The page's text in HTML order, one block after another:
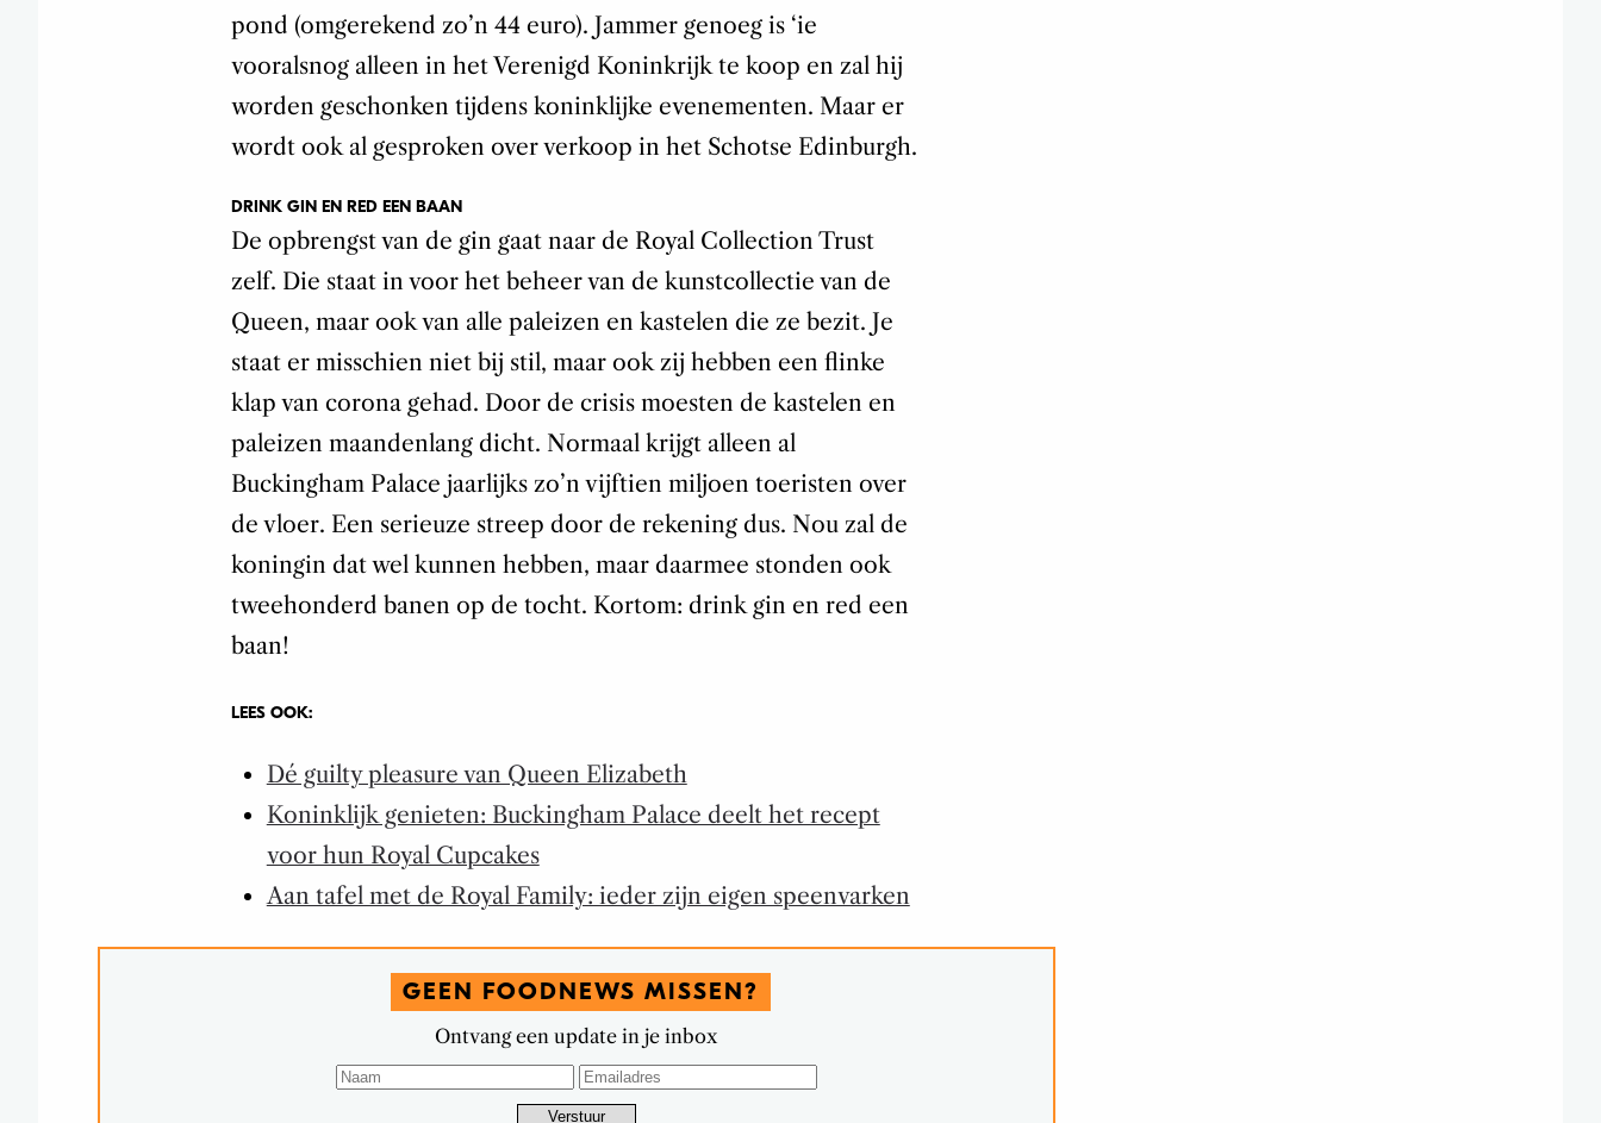
pond (omgerekend zo’n 44 euro). Jammer genoeg is ‘ie
vooralsnog alleen in het Verenigd Koninkrijk te koop en zal hij
worden geschonken tijdens koninklijke evenementen. Maar er
wordt ook al gesproken over verkoop in het Schotse Edinburgh.
DRINK GIN EN RED EEN BAAN
De opbrengst van de gin gaat naar de Royal Collection Trust
zelf. Die staat in voor het beheer van de kunstcollectie van de
Queen, maar ook van alle paleizen en kastelen die ze bezit. Je
staat er misschien niet bij stil, maar ook zij hebben een flinke
klap van corona gehad. Door de crisis moesten de kastelen en
paleizen maandenlang dicht. Normaal krijgt alleen al
Buckingham Palace jaarlijks zo’n vijftien miljoen toeristen over
de vloer. Een serieuze streep door de rekening dus. Nou zal de
koningin dat wel kunnen hebben, maar daarmee stonden ook
tweehonderd banen op de tocht. Kortom: drink gin en red een
baan!
LEES OOK:
Dé guilty pleasure van Queen Elizabeth
Koninklijk genieten: Buckingham Palace deelt het recept
voor hun Royal Cupcakes
Aan tafel met de Royal Family: ieder zijn eigen speenvarken
GEEN FOODNEWS MISSEN?
Ontvang een update in je inbox